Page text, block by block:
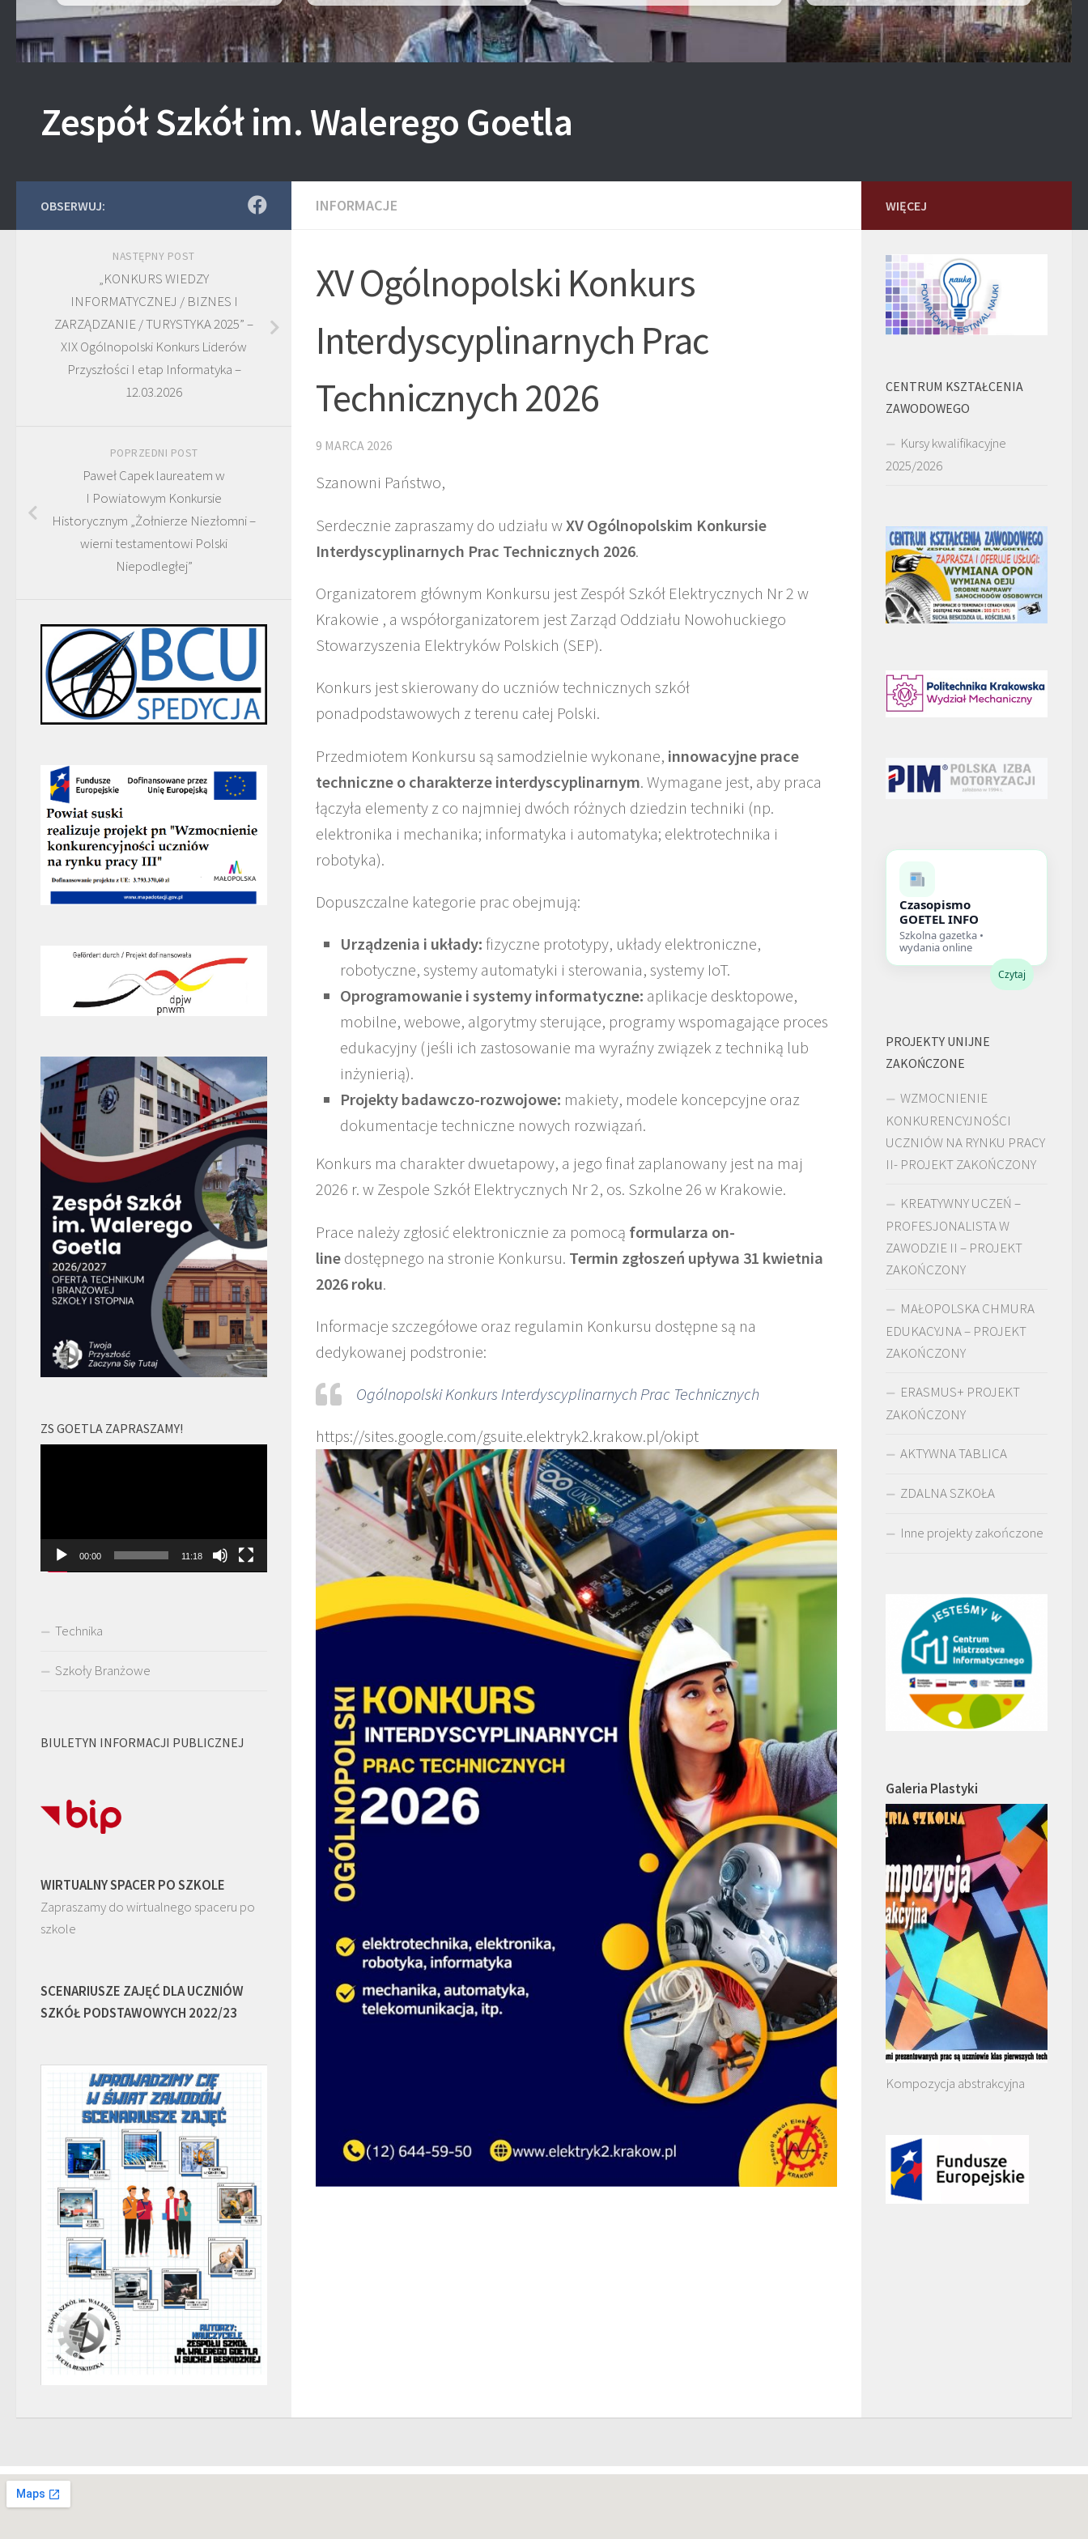
Zespół Szkół im. Walerego Goetla
INFORMACJE
XV Ogólnopolski Konkurs
Interdyscyplinarnych Prac
Technicznych 2026
9 MARCA 2026
Szanowni Państwo,
Serdecznie zapraszamy do udziału wXVOgólnopolskim Konkursie
Interdyscyplinarnych Prac Technicznych 2026.
Organizatorem głównym Konkursu jest Zespół Szkół Elektrycznych Nr 2 w
Krakowie , a współorganizatorem jest Zarząd Oddziału Nowohuckiego
Stowarzyszenia Elektryków Polskich (SEP).
Konkurs jest skierowany do uczniów technicznych szkół
ponadpodstawowych z terenu całej Polski.
Przedmiotem Konkursu są samodzielnie wykonane, innowacyjne prace
techniczne o charakterze interdyscyplinarnym. Wymagane jest, aby praca
łączyła elementy z co najmniej dwóch różnych dziedzin techniki (np.
elektronika i mechanika; informatyka i automatyka; elektrotechnika i
robotyka).
Dopuszczalne kategorie prac obejmują:
Urządzenia i układy:fizyczne prototypy, układy elektroniczne,
robotyczne, systemy automatyki i sterowania, systemy IoT.
Oprogramowanie i systemy informatyczne: aplikacje desktopowe,
mobilne, webowe, algorytmy sterujące, programy wspomagające proces
edukacyjny (jeśli ich zastosowanie ma wyraźny związek z techniką lub
inżynierią).
Projekty badawczo-rozwojowe: makiety, modele koncepcyjne oraz
dokumentacje techniczne nowych rozwiązań.
Konkurs ma charakter dwuetapowy, a jego finał zaplanowany jest na maj
2026 r. w Zespole Szkół Elektrycznych Nr 2, os. Szkolne 26 w Krakowie.
Prace należy zgłosić elektronicznie za pomocą formularza on-
linedostępnego na stronie Konkursu. Termin zgłoszeń upływa 31 kwietnia
2026 roku.
Informacje szczegółowe oraz regulamin Konkursu dostępne są na
dedykowanej podstronie:
Ogólnopolski Konkurs Interdyscyplinarnych Prac Technicznych
https://sites.google.com/gsuite.elektryk2.krakow.pl/okipt
OBSERWUJ:
NASTĘPNY POST
„KONKURS WIEDZY
INFORMATYCZNEJ / BIZNES I
ZARZĄDZANIE / TURYSTYKA 2025” –
XIX Ogólnopolski Konkurs Liderów
Przyszłości I etap Informatyka –
12.03.2026
POPRZEDNI POST
Paweł Capek laureatem w
I Powiatowym Konkursie
Historycznym „Żołnierze Niezłomni –
wierni testamentowi Polski
Niepodległej”
ZS GOETLA ZAPRASZAMY!
00:00 11:18
Technika
Szkoły Branżowe
BIULETYN INFORMACJI PUBLICZNEJ
WIRTUALNY SPACER PO SZKOLE
Zapraszamy do wirtualnego spaceru po
szkole
SCENARIUSZE ZAJĘĆ DLA UCZNIÓW
SZKÓŁ PODSTAWOWYCH 2022/23
WIĘCEJ
CENTRUM KSZTAŁCENIA
ZAWODOWEGO
Kursy kwalifikacyjne
2025/2026
Czasopismo
GOETEL INFO
Szkolna gazetka •
wydania online
Czytaj
PROJEKTY UNIJNE
ZAKOŃCZONE
WZMOCNIENIE
KONKURENCYJNOŚCI
UCZNIÓW NA RYNKU PRACY
II- PROJEKT ZAKOŃCZONY
KREATYWNY UCZEŃ –
PROFESJONALISTA W
ZAWODZIE II – PROJEKT
ZAKOŃCZONY
MAŁOPOLSKA CHMURA
EDUKACYJNA – PROJEKT
ZAKOŃCZONY
ERASMUS+ PROJEKT
ZAKOŃCZONY
AKTYWNA TABLICA
ZDALNA SZKOŁA
Inne projekty zakończone
Galeria Plastyki
Kompozycja abstrakcyjna